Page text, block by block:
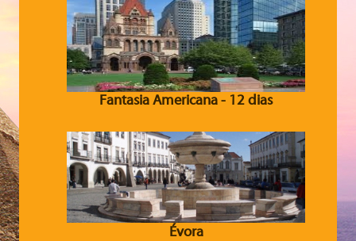
Fantasia Americana - 12 dias
Évora